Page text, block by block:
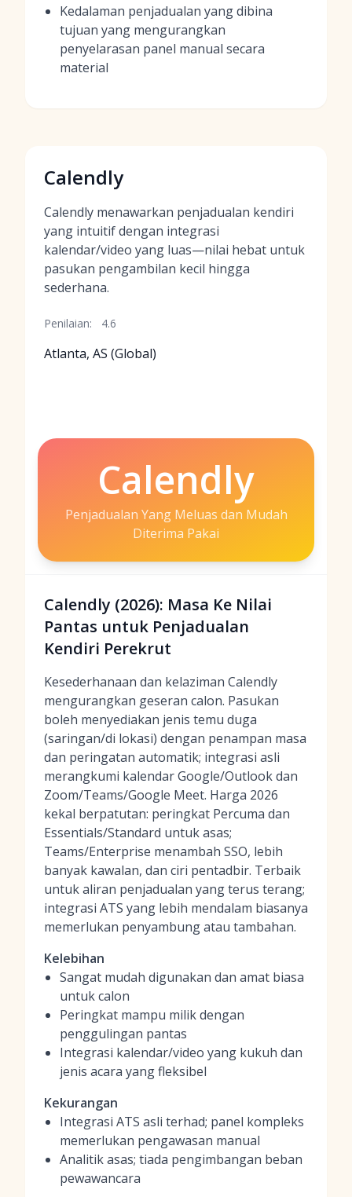
Kedalaman penjadualan yang dibina
tujuan yang mengurangkan
penyelarasan panel manual secara
material
Calendly
Calendly menawarkan penjadualan kendiri
yang intuitif dengan integrasi
kalendar/video yang luas—nilai hebat untuk
pasukan pengambilan kecil hingga
sederhana.
Penilaian: 4.6
Atlanta, AS (Global)
Calendly
Penjadualan Yang Meluas dan Mudah
Diterima Pakai
Calendly (2026): Masa Ke Nilai
Pantas untuk Penjadualan
Kendiri Perekrut
Kesederhanaan dan kelaziman Calendly
mengurangkan geseran calon. Pasukan
boleh menyediakan jenis temu duga
(saringan/di lokasi) dengan penampan masa
dan peringatan automatik; integrasi asli
merangkumi kalendar Google/Outlook dan
Zoom/Teams/Google Meet. Harga 2026
kekal berpatutan: peringkat Percuma dan
Essentials/Standard untuk asas;
Teams/Enterprise menambah SSO, lebih
banyak kawalan, dan ciri pentadbir. Terbaik
untuk aliran penjadualan yang terus terang;
integrasi ATS yang lebih mendalam biasanya
memerlukan penyambung atau tambahan.
Kelebihan
Sangat mudah digunakan dan amat biasa
untuk calon
Peringkat mampu milik dengan
penggulingan pantas
Integrasi kalendar/video yang kukuh dan
jenis acara yang fleksibel
Kekurangan
Integrasi ATS asli terhad; panel kompleks
memerlukan pengawasan manual
Analitik asas; tiada pengimbangan beban
pewawancara